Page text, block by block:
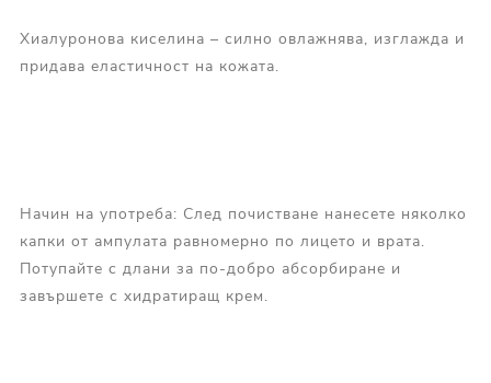
Хиалуронова киселина – силно овлажнява, изглажда и
придава еластичност на кожата.
Начин на употреба: След почистване нанесете няколко
капки от ампулата равномерно по лицето и врата.
Потупайте с длани за по-добро абсорбиране и
завършете с хидратиращ крем.